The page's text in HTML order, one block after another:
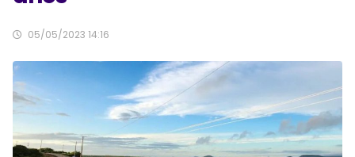
05/05/2023 14:16